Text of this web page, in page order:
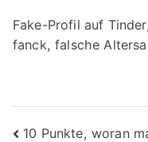
Fake-Profil auf
fanck, falsche
Beitragsnavigation
10 Punkte, woran